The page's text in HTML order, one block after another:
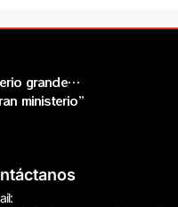
grande…
ministerio”